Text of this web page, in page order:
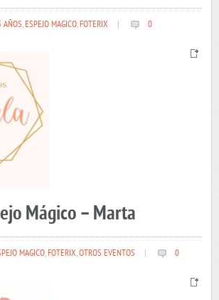
AÑOS,ESPEJO MAGICO,FOTERIX 0
Mágico – Marta
MAGICO,FOTERIX,OTROS EVENTOS 0